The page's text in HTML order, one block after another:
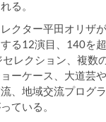
る。
クター平田オリザ
る12演目、140を
レクション、複数
ーケース、大道芸
、地域交流プログ
ている。